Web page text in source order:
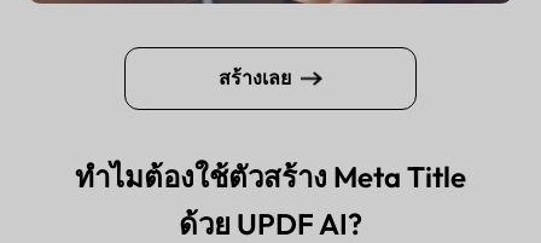
สร้างเลย
ทำไมต้องใช้ตัวสร้าง Meta Title
ด้วย UPDF AI?